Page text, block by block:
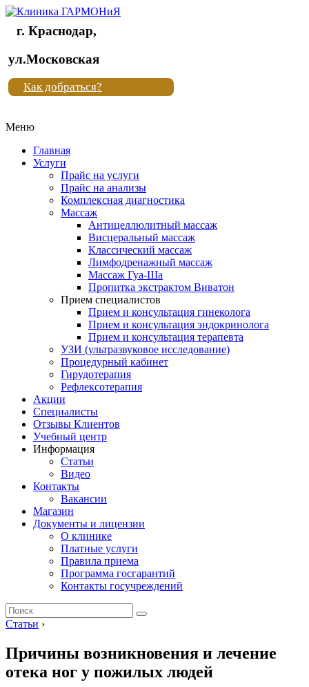
Клиника
"Новая
жизнь"
Клиника
жизнь"
г. Краснодар,
ул.Московская
Как добраться?
Меню
Главная
Услуги
Прайс на услуги
Прайс на анализы
Комплексная диагностика
Массаж
Антицеллюлитный массаж
Висцеральный массаж
Классический массаж
Лимфодренажный массаж
Массаж Гуа-Ша
Пропитка экстрактом Виватон
Прием специалистов
Прием и консультация гинеколога
Прием и консультация эндокринолога
Прием и консультация терапевта
УЗИ (ультразвуковое исследование)
Процедурный кабинет
Гирудотерапия
Рефлексотерапия
Акции
Специалисты
Отзывы Клиентов
Учебный центр
Информация
Статьи
Видео
Контакты
Вакансии
Магазин
Документы и лицензии
О клинике
Платные услуги
Правила приема
Программа госгарантий
Контакты госучреждений
Статьи ›
Причины возникновения и лечение
отека ног у пожилых людей